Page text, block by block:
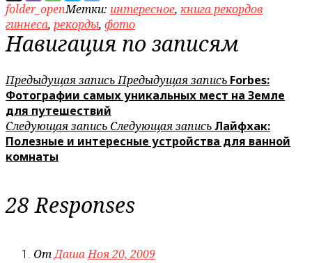
folder_openМетки: интересное, книга рекордов
гиннеса, рекорды, фото
Навигация по записям
Предыдущая записьПредыдущая запись Forbes:
Фотографии самых уникальных мест на Земле
для путешествий
Следующая запись Следующая записьЛайфхак:
Полезные и интересные устройства для ванной
комнаты
28 Responses
ОтДашаНоя 20, 2009